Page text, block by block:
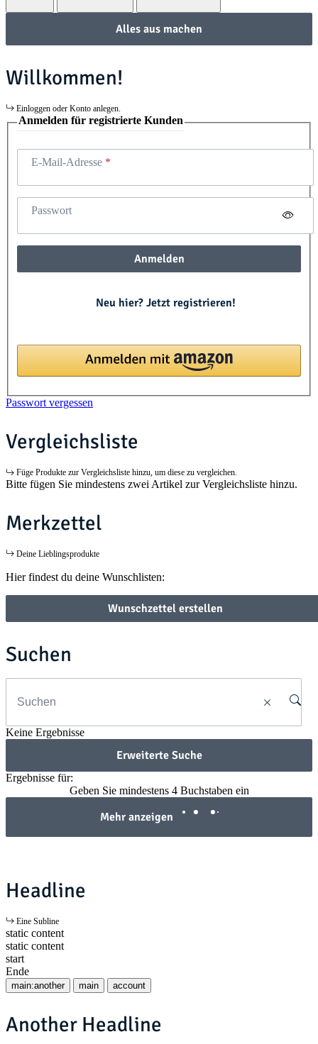
Alles aus machen
Willkommen!
Einloggen oder Konto anlegen.
Anmelden für registrierte Kunden
E-Mail-Adresse
Passwort
Anmelden
Neu hier? Jetzt registrieren!
Passwort vergessen
Vergleichsliste
Füge Produkte zur Vergleichsliste hinzu, um diese zu vergleichen.
Bitte fügen Sie mindestens zwei Artikel zur Vergleichsliste hinzu.
Merkzettel
Deine Lieblingsprodukte
Hier findest du deine Wunschlisten:
Wunschzettel erstellen
Suchen
Keine Ergebnisse
Erweiterte Suche
Ergebnisse für:
Geben Sie mindestens 4 Buchstaben ein
Mehr anzeigen
Headline
Eine Subline
static content
static content
start
Ende
main:another main account
Another Headline